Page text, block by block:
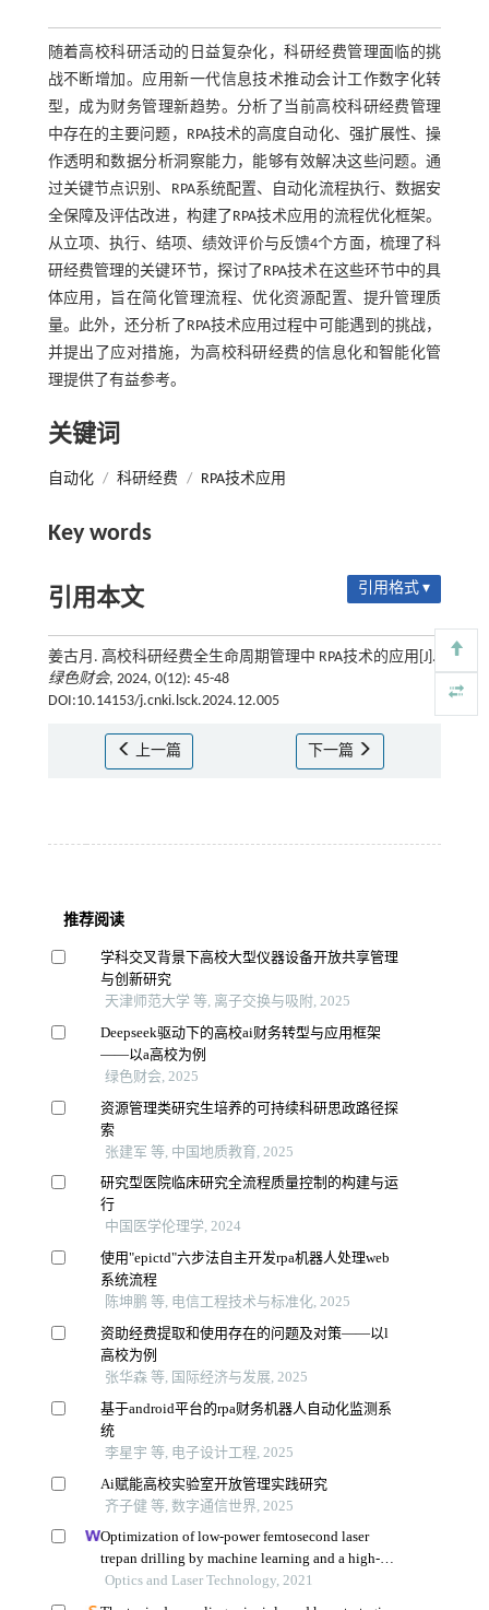
随着高校科研活动的日益复杂化，科研经费管理面临的挑
战不断增加。应用新一代信息技术推动会计工作数字化转
型，成为财务管理新趋势。分析了当前高校科研经费管理
中存在的主要问题，RPA技术的高度自动化、强扩展性、操
作透明和数据分析洞察能力，能够有效解决这些问题。通
过关键节点识别、RPA系统配置、自动化流程执行、数据安
全保障及评估改进，构建了RPA技术应用的流程优化框架。
从立项、执行、结项、绩效评价与反馈4个方面，梳理了科
研经费管理的关键环节，探讨了RPA技术在这些环节中的具
体应用，旨在简化管理流程、优化资源配置、提升管理质
量。此外，还分析了RPA技术应用过程中可能遇到的挑战，
并提出了应对措施，为高校科研经费的信息化和智能化管
理提供了有益参考。
关键词
自动化 / 科研经费 / RPA技术应用
Key words
引用本文 引用格式 ▾
姜古月. 高校科研经费全生命周期管理中 RPA技术的应用[J].
绿色财会, 2024, 0(12): 45-48
DOI:10.14153/j.cnki.lsck.2024.12.005
上一篇 下一篇